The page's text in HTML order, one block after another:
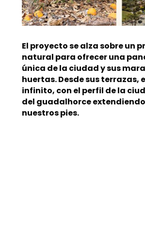
El proyecto se alza sobre un
natural para ofrecer una
única de la ciudad y sus
huertas. Desde sus terrazas,
infinito, con el perfil de la
del guadalhorce
nuestros pies.